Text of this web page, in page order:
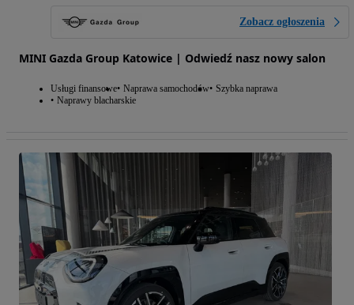
Zobacz ogłoszenia
MINI Gazda Group Katowice | Odwiedź nasz nowy salon
Usługi finansowe Naprawa samochodów Szybka naprawa
Naprawy blacharskie